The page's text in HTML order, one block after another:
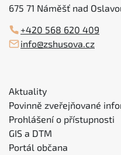
675 71 Náměšť nad
+420 568 620 409
info@zshusova.cz
Aktuality
Povinně zveřejňované
Prohlášení o přístupnosti
GIS a DTM
Portál občana